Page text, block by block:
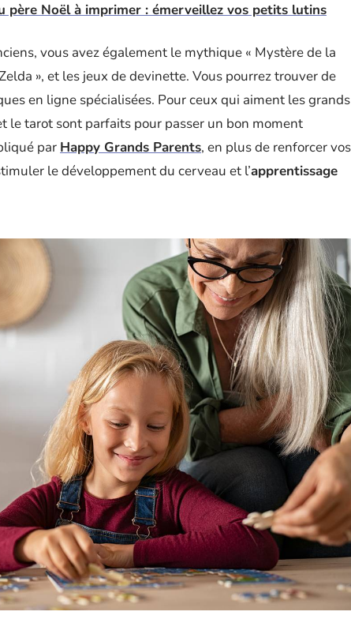
père Noël à imprimer : émerveillez vos petits lutins
vous avez également le mythique « Mystère de la
», et les jeux de devinette. Vous pourrez trouver de
en ligne spécialisées. Pour ceux qui aiment les grands
le tarot sont parfaits pour passer un bon moment
par Happy Grands Parents, en plus de renforcer vos
le développement du cerveau et l’apprentissage